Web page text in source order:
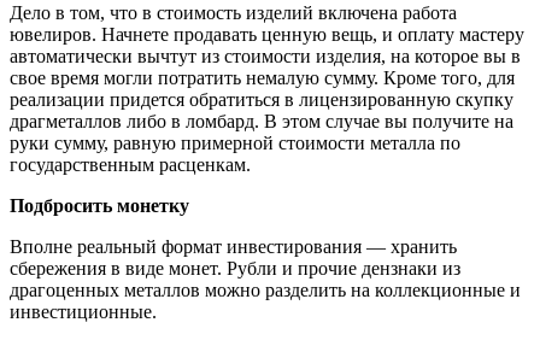
Дело в том, что в стоимость изделий включена работа
ювелиров. Начнете продавать ценную вещь, и оплату мастеру
автоматически вычтут из стоимости изделия, на которое вы в
свое время могли потратить немалую сумму. Кроме того, для
реализации придется обратиться в лицензированную скупку
драгметаллов либо в ломбард. В этом случае вы получите на
руки сумму, равную примерной стоимости металла по
государственным расценкам.
Подбросить монетку
Вполне реальный формат инвестирования — хранить
сбережения в виде монет. Рубли и прочие дензнаки из
драгоценных металлов можно разделить на коллекционные и
инвестиционные.